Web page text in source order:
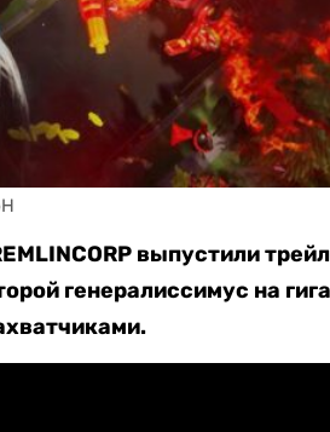
выпустили
генералиссимус на